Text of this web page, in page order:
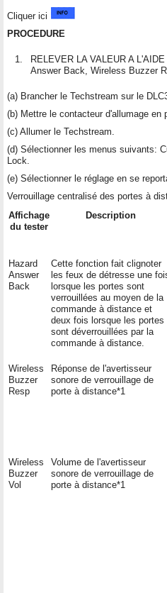
Cliquer ici
PROCEDURE
1.
RELEVER LA VALEUR A
Answer Back, Wireless Buzzer
(a) Brancher le Techstream sur le
(b) Mettre le contacteur d'allumage en
(c) Allumer le Techstream.
(d) Sélectionner les menus suivants:
Lock.
(e) Sélectionner le réglage en se
Verrouillage centralisé des portes à
Affichage
du tester
Description
Hazard
Answer
Back
Cette fonction fait clignoter
les feux de détresse une
lorsque les portes sont
verrouillées au moyen de la
commande à distance et
deux fois lorsque les portes
sont déverrouillées par la
commande à distance.
Wireless
Buzzer
Resp
Réponse de l'avertisseur
sonore de verrouillage de
porte à distance*1
Wireless
Buzzer
Vol
Volume de l'avertisseur
sonore de verrouillage de
porte à distance*1